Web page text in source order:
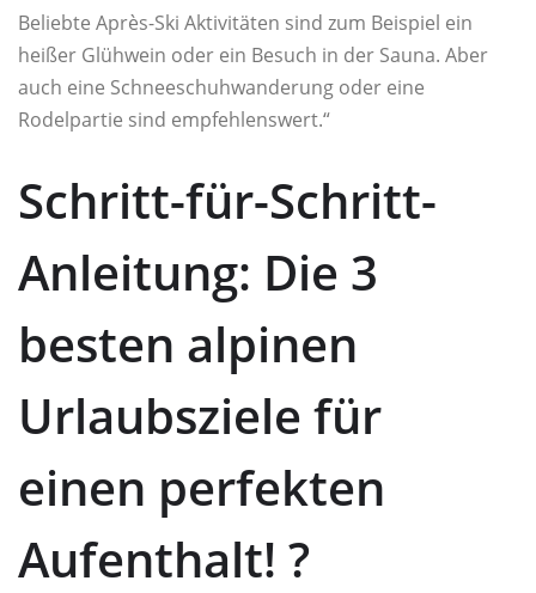
Beliebte Après-Ski Aktivitäten sind zum Beispiel ein
heißer Glühwein oder ein Besuch in der Sauna. Aber
auch eine Schneeschuhwanderung oder eine
Rodelpartie sind empfehlenswert.“
Schritt-für-Schritt-
Anleitung: Die 3
besten alpinen
Urlaubsziele für
einen perfekten
Aufenthalt! ?️